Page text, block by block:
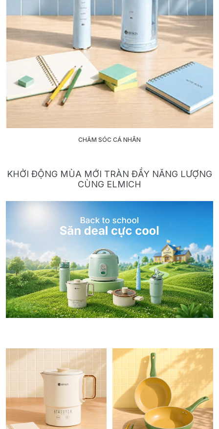
CHĂM SÓC CÁ NHÂN
KHỞI ĐỘNG MÙA MỚI TRÀN ĐẦY NĂNG LƯỢNG
CÙNG ELMICH